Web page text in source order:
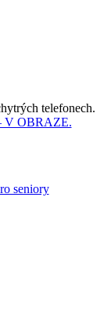
telefonech.
V OBRAZE.
seniory